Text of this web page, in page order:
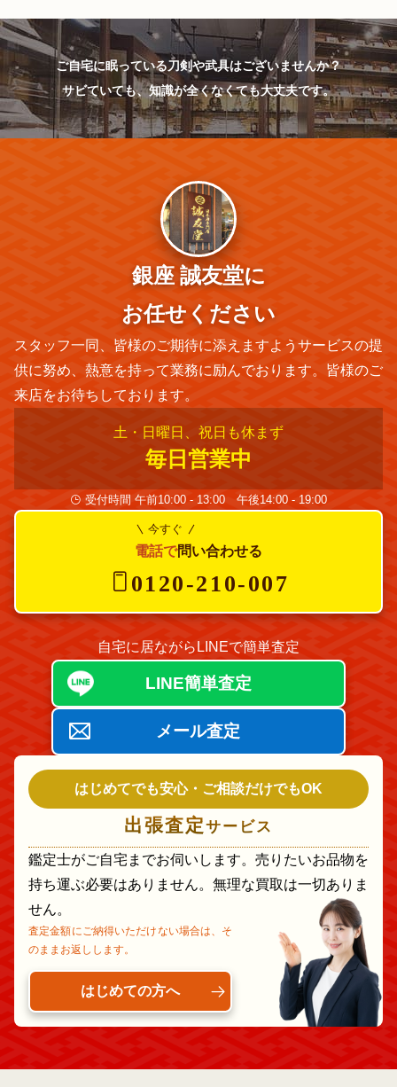
ご自宅に眠っている刀剣や武具はございませんか？
サビていても、知識が全くなくても大丈夫です。
銀座 誠友堂に
お任せください
スタッフ一同、皆様のご期待に添えますようサービスの提
供に努め、熱意を持って業務に励んでおります。皆様のご
来店をお待ちしております。
土・日曜日、祝日も休まず
毎日営業中
受付時間 午前10:00 - 13:00 午後14:00 - 19:00
今すぐ
電話で問い合わせる
0120-210-007
自宅に居ながらLINEで簡単査定
LINE簡単査定
メール査定
はじめてでも安心・ご相談だけでもOK
出張査定サービス
鑑定士がご自宅までお伺いします。売りたいお品物を
持ち運ぶ必要はありません。無理な買取は一切ありま
せん。
査定金額にご納得いただけない場合は、そ
のままお返しします。
はじめての方へ